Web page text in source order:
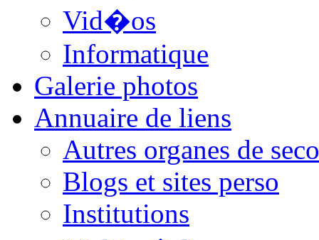
Vid�os
Informatique
Galerie photos
Annuaire de liens
Autres organes de
Blogs et sites perso
Institutions